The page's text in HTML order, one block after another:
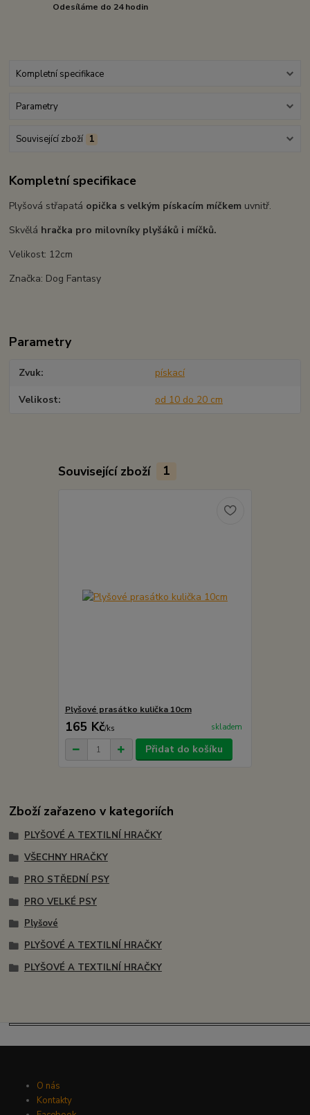
Odesíláme do 24 hodin
Kompletní specifikace
Parametry
Související zboží 1
Kompletní specifikace
Plyšová střapatá opička s velkým pískacím míčkem uvnitř.
Skvělá hračka pro milovníky plyšáků i míčků.
Velikost: 12cm
Značka: Dog Fantasy
Parametry
Zvuk pískací
Velikost od 10 do 20 cm
Související zboží 1
Plyšové prasátko kulička 10cm
165 Kč/ks skladem
Přidat do košíku
Zboží zařazeno v kategoriích
PLYŠOVÉ A TEXTILNÍ HRAČKY
VŠECHNY HRAČKY
PRO STŘEDNÍ PSY
PRO VELKÉ PSY
Plyšové
PLYŠOVÉ A TEXTILNÍ HRAČKY
PLYŠOVÉ A TEXTILNÍ HRAČKY
O nás
Kontakty